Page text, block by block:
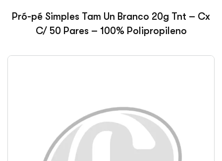
Pró-pé Simples Tam Un Branco 20g Tnt – Cx
C/ 50 Pares – 100% Polipropileno